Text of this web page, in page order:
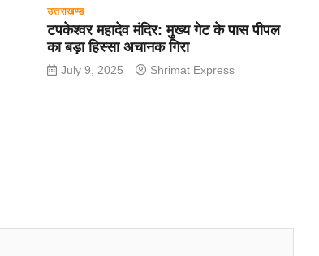
उत्तराखण्ड
टपकेश्वर महादेव मंदिर: मुख्य गेट के पास पीपल
का बड़ा हिस्सा अचानक गिरा
July 9, 2025 Shrimat Express